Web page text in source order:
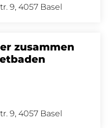
9, 4057 Basel
zusammen
9, 4057 Basel